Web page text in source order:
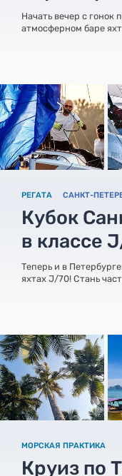
Начать вечер с гонок
атмосферном баре
РЕГАТА САНКТ-
Кубок
в классе
Теперь и в
яхтах J/70! Стань
МОРСКАЯ ПРАКТИКА
Круиз по